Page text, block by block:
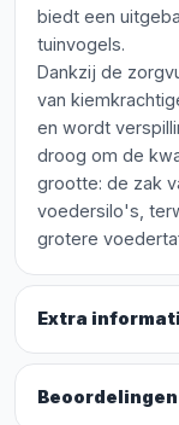
biedt een
tuinvogels.
Dankzij de
van
en wordt
droog om de
grootte: de zak
voedersilo's,
grotere
Extra
Beoordelingen